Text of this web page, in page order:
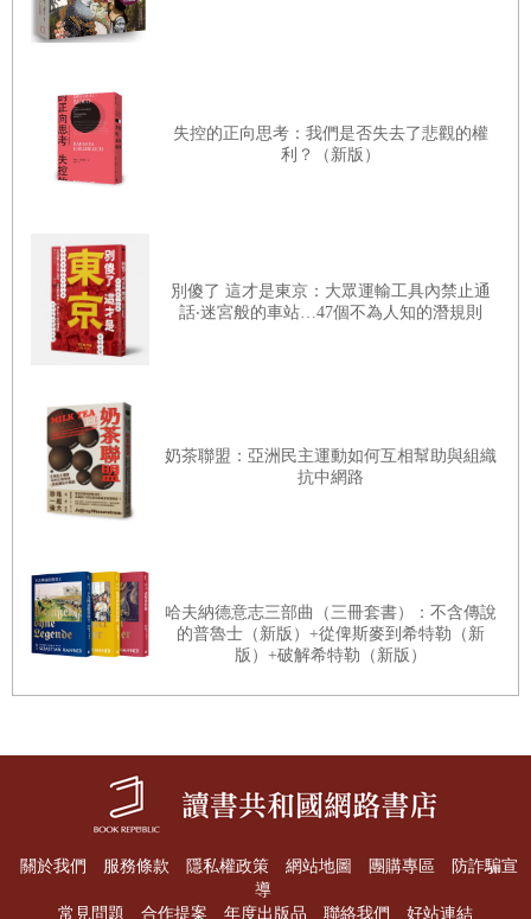
繹出那些「奇襲」的發展——例如波蘭的銀行家布羅
所以，當我在第一次世界大戰後的幾十年間研究軍事問
題時，我經常嘗試採取一種透射的方法，從過去透過現
在而進入未來。在預測第二次世界大戰的決定性發展
是比我自己的任何腦波都有更大功勞。
歷史是人類的「踱步」和「失足」的記錄。它告訴我們
踱步是緩慢而細小，但失足則快速而繁多。它也向我們
提供利用前人顛簸跌倒的機會。
如果我們能認清自己的弱點，則對於過去那些曾犯錯的
人是不應隨便加以譴責，但如果我們自己不能認識錯
誤，那就應該自我譴責了。
有一種較為普遍的趨勢，即認為歷史是專屬於專家的課
專精化都是根本的補救
看，它是最廣泛的研究，包括著人生的所有面向。它指
出人類如何重覆犯下它的錯誤，以及那些錯誤是什麼，
軍事史的重要
一八八○年有一本歷史暢銷書，那就是格林所著的《英國
民族）的真實故事中，戰爭只是扮
失控的正向思考：我們是否失去了悲觀的權
利？（新版）
別傻了 這才是東京：大眾運輸工具內禁止通
話‧迷宮般的車站…47個不為人知的潛規則
奶茶聯盟：亞洲民主運動如何互相幫助與組織
抗中網路
哈夫納德意志三部曲（三冊套書）：不含傳說
的普魯士（新版）+從俾斯麥到希特勒（新
版）+破解希特勒（新版）
關於我們 服務條款 隱私權政策 網站地圖 團購專區
防詐騙宣
導
常見問題
合作提案 年度出版品 聯絡我們 好站連結